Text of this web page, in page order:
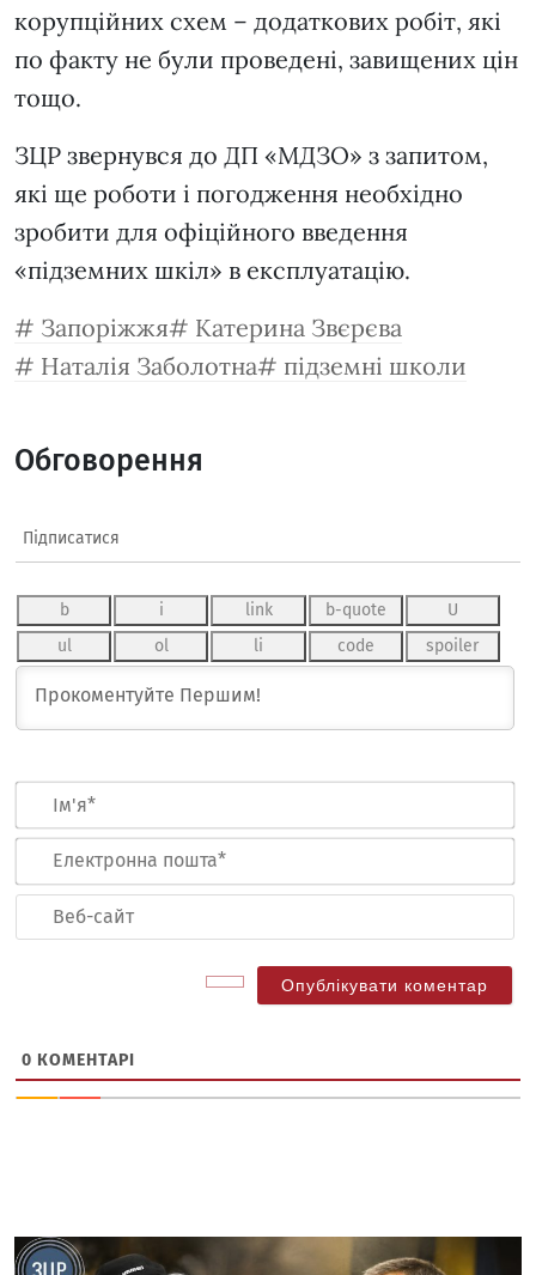
корупційних схем – додаткових робіт, які
по факту не були проведені, завищених цін
тощо.
ЗЦР звернувся до ДП «МДЗО» з запитом,
які ще роботи і погодження необхідно
зробити для офіційного введення
«підземних шкіл» в експлуатацію.
Запоріжжя
Катерина Звєрєва
Наталія Заболотна
підземні школи
Обговорення
Підписатися
0 КОМЕНТАРІ